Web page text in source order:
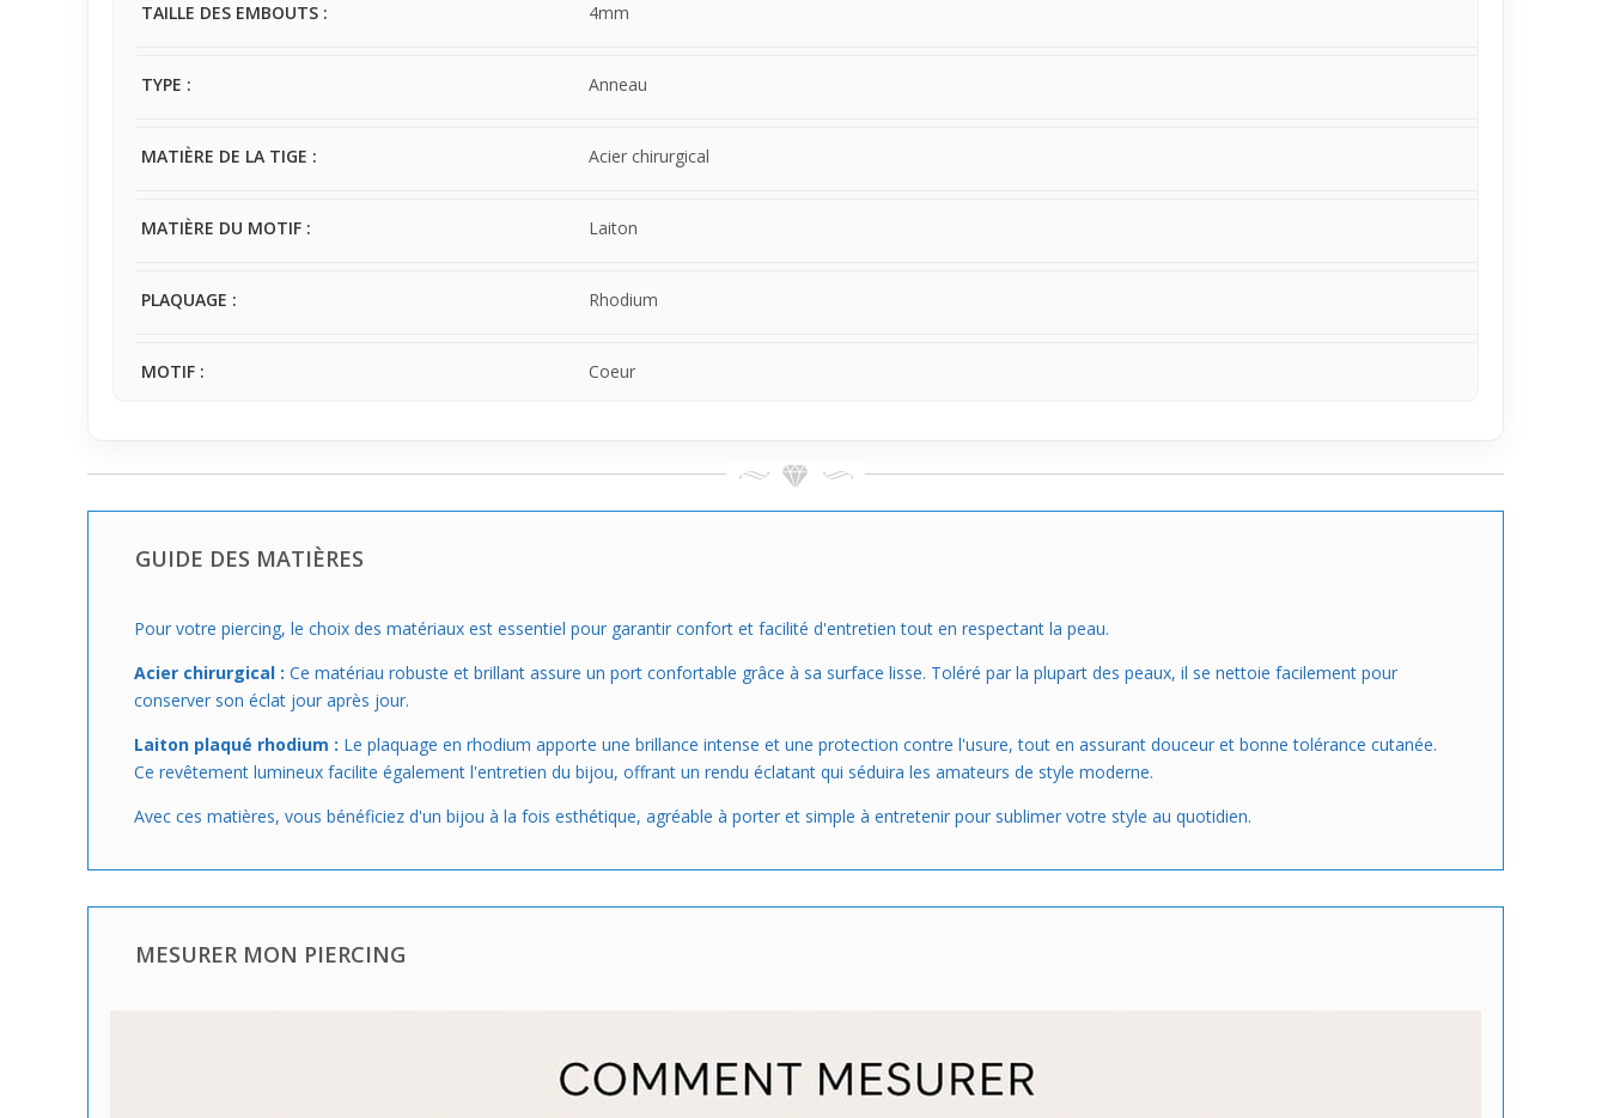
TAILLE DES EMBOUTS : 4mm
TYPE : Anneau
MATIÈRE DE LA TIGE : Acier chirurgical
MATIÈRE DU MOTIF : Laiton
PLAQUAGE : Rhodium
MOTIF : Coeur
GUIDE DES MATIÈRES
Pour votre piercing, le choix des matériaux est essentiel pour garantir confort et facilité d'entretien tout en respectant la peau.
Acier chirurgical : Ce matériau robuste et brillant assure un port confortable grâce à sa surface lisse. Toléré par la plupart des peaux, il se nettoie facilement pour
conserver son éclat jour après jour.
Laiton plaqué rhodium : Le plaquage en rhodium apporte une brillance intense et une protection contre l'usure, tout en assurant douceur et bonne tolérance cutanée.
Ce revêtement lumineux facilite également l'entretien du bijou, offrant un rendu éclatant qui séduira les amateurs de style moderne.
Avec ces matières, vous bénéficiez d'un bijou à la fois esthétique, agréable à porter et simple à entretenir pour sublimer votre style au quotidien.
MESURER MON PIERCING